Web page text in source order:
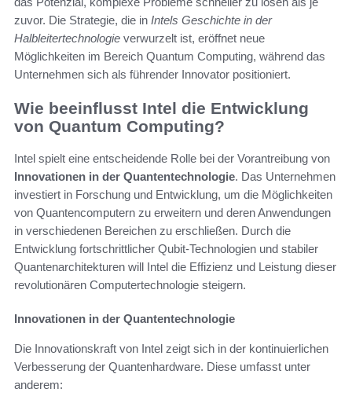
zuvor. Die Strategie, die in Intels Geschichte in der
Halbleitertechnologie verwurzelt ist, eröffnet neue
Möglichkeiten im Bereich Quantum Computing, während das
Unternehmen sich als führender Innovator positioniert.
Wie beeinflusst Intel die Entwicklung
von Quantum Computing?
Intel spielt eine entscheidende Rolle bei der Vorantreibung von
Innovationen in der Quantentechnologie. Das Unternehmen
investiert in Forschung und Entwicklung, um die Möglichkeiten
von Quantencomputern zu erweitern und deren Anwendungen
in verschiedenen Bereichen zu erschließen. Durch die
Entwicklung fortschrittlicher Qubit-Technologien und stabiler
Quantenarchitekturen will Intel die Effizienz und Leistung dieser
revolutionären Computertechnologie steigern.
Innovationen in der Quantentechnologie
Die Innovationskraft von Intel zeigt sich in der kontinuierlichen
Verbesserung der Quantenhardware. Diese umfasst unter
anderem: